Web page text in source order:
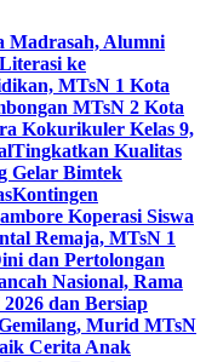
Madrasah, Alumni
ke
MTsN 1 Kota
MTsN 2 Kota
Kokurikuler Kelas 9,
Tingkatkan Kualitas
Gelar Bimtek
Kontingen
Koperasi Siswa
Remaja, MTsN 1
dan Pertolongan
Nasional, Rama
dan Bersiap
Murid MTsN
Cerita Anak